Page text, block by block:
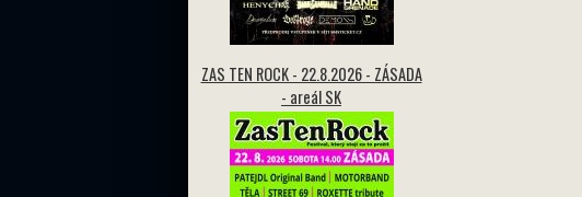
ZAS TEN ROCK - 22.8.2026 - ZÁSADA
- areál SK